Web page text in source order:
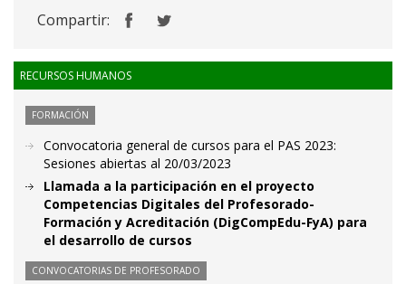
Compartir:
RECURSOS HUMANOS
FORMACIÓN
Convocatoria general de cursos para el PAS 2023:
Sesiones abiertas al 20/03/2023
Llamada a la participación en el proyecto
Competencias Digitales del Profesorado-
Formación y Acreditación (DigCompEdu-FyA) para
el desarrollo de cursos
CONVOCATORIAS DE PROFESORADO